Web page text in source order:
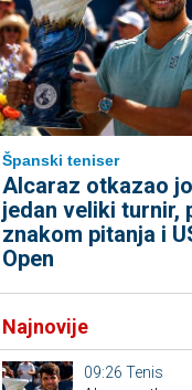
Španski teniser
Alcaraz otkazao
jedan veliki turnir,
znakom pitanja i
Open
Najnovije
09:26 Tenis